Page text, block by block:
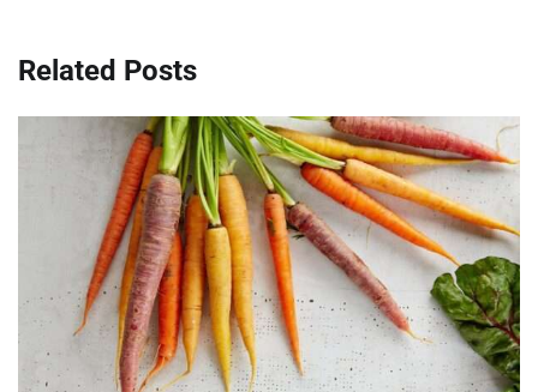
Related Posts